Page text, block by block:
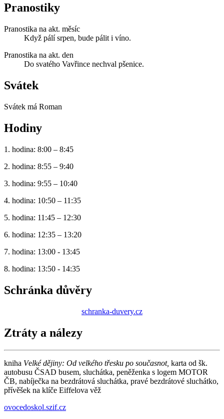
Pranostiky
Pranostika na akt. měsíc
Když pálí srpen, bude pálit i víno.
Pranostika na akt. den
Do svatého Vavřince nechval pšenice.
Svátek
Svátek má Roman
Hodiny
1. hodina: 8:00 – 8:45
2. hodina: 8:55 – 9:40
3. hodina: 9:55 – 10:40
4. hodina: 10:50 – 11:35
5. hodina: 11:45 – 12:30
6. hodina: 12:35 – 13:20
7. hodina: 13:00 - 13:45
8. hodina: 13:50 - 14:35
Schránka důvěry
schranka-duvery.cz
Ztráty a nálezy
kniha Velké dějiny: Od velkého třesku po současnot, karta od šk.
autobusu ČSAD busem, sluchátka, peněženka s logem MOTOR
ČB, nabíječka na bezdrátová sluchátka, pravé bezdrátové sluchátko,
přívěšek na klíče Eiffelova věž
ovocedoskol.szif.cz